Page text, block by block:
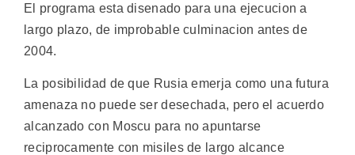
El programa esta disenado para una ejecucion a
largo plazo, de improbable culminacion antes de
2004.
La posibilidad de que Rusia emerja como una futura
amenaza no puede ser desechada, pero el acuerdo
alcanzado con Moscu para no apuntarse
reciprocamente con misiles de largo alcance